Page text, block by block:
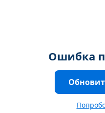
Ошибка